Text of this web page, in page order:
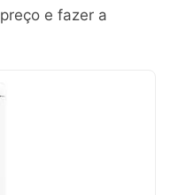
e fazer a